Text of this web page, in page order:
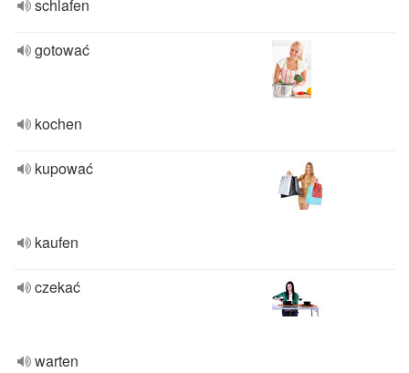
schlafen
gotować
kochen
kupować
kaufen
czekać
warten